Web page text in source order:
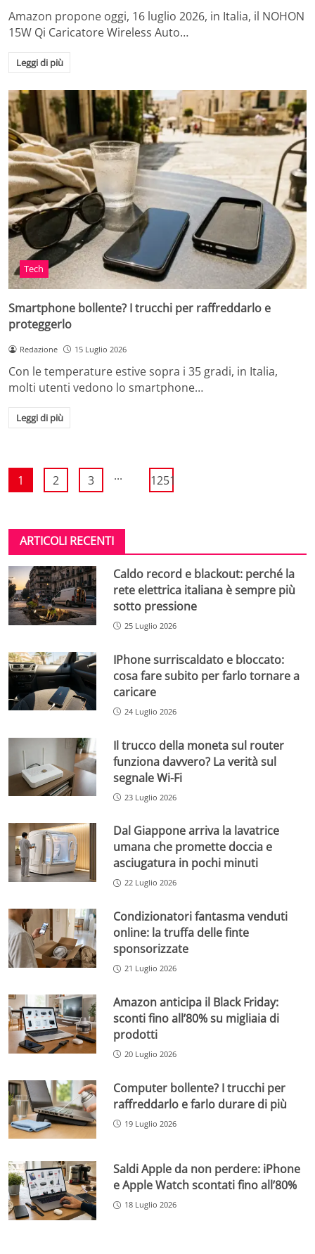
Amazon propone oggi, 16 luglio 2026, in Italia, il NOHON
15W Qi Caricatore Wireless Auto…
Leggi di più
Tech
Smartphone bollente? I trucchi per raffreddarlo e
proteggerlo
Redazione 15 Luglio 2026
Con le temperature estive sopra i 35 gradi, in Italia,
molti utenti vedono lo smartphone…
Leggi di più
1 2 3 ... 1251
ARTICOLI RECENTI
Caldo record e blackout: perché la
rete elettrica italiana è sempre più
sotto pressione
25 Luglio 2026
IPhone surriscaldato e bloccato:
cosa fare subito per farlo tornare a
caricare
24 Luglio 2026
Il trucco della moneta sul router
funziona davvero? La verità sul
segnale Wi-Fi
23 Luglio 2026
Dal Giappone arriva la lavatrice
umana che promette doccia e
asciugatura in pochi minuti
22 Luglio 2026
Condizionatori fantasma venduti
online: la truffa delle finte
sponsorizzate
21 Luglio 2026
Amazon anticipa il Black Friday:
sconti fino all’80% su migliaia di
prodotti
20 Luglio 2026
Computer bollente? I trucchi per
raffreddarlo e farlo durare di più
19 Luglio 2026
Saldi Apple da non perdere: iPhone
e Apple Watch scontati fino all’80%
18 Luglio 2026